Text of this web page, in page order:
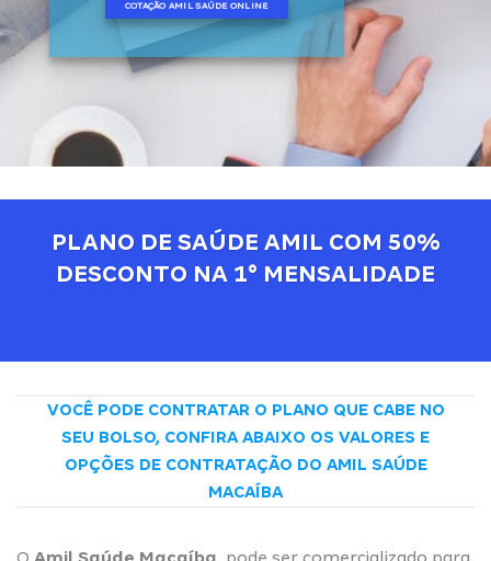
COTAÇÃO AMIL SAÚDE ONLINE
PLANO DE SAÚDE AMIL COM 50%
DESCONTO NA 1° MENSALIDADE
VOCÊ PODE CONTRATAR O PLANO QUE CABE NO
SEU BOLSO, CONFIRA ABAIXO OS VALORES E
OPÇÕES DE CONTRATAÇÃO DO AMIL SAÚDE
MACAÍBA
O Amil Saúde Macaíba pode ser comercializado para